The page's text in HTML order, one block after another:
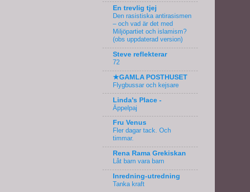
En trevlig tjej
Den rasistiska antirasismen
– och vad är det med
Miljöpartiet och islamism?
(obs uppdaterad version)
Steve reflekterar
72
★GAMLA POSTHUSET
Flygbussar och kejsare
Linda's Place -
Äppelpaj
Fru Venus
Fler dagar tack. Och
timmar.
Rena Rama Grekiskan
Låt barn vara barn
Inredning-utredning
Tanka kraft